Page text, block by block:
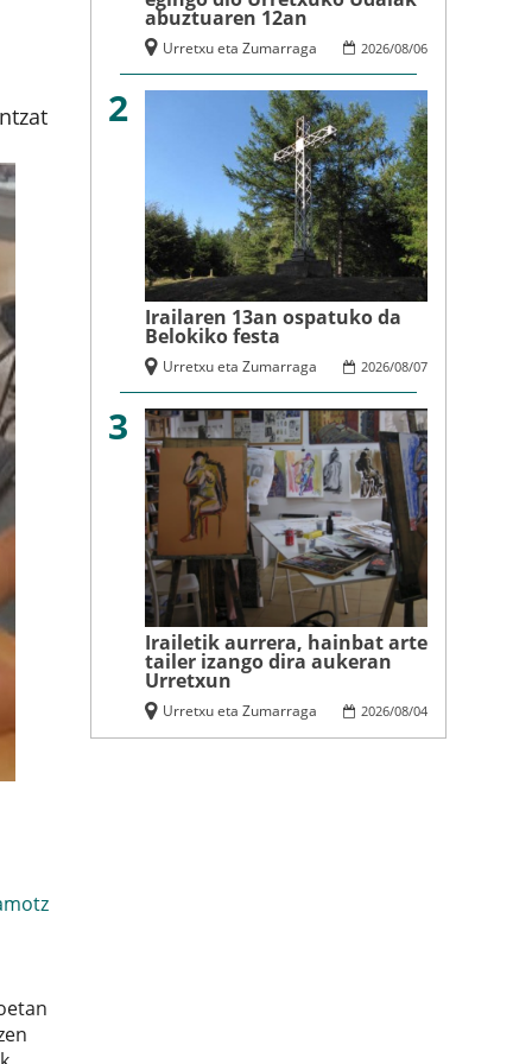
abuztuaren 12an
2026/08/06
Urretxu eta Zumarraga
2
Irailaren 13an ospatuko da
Belokiko festa
2026/08/07
Urretxu eta Zumarraga
3
Irailetik aurrera, hainbat arte
tailer izango dira aukeran
Urretxun
2026/08/04
Urretxu eta Zumarraga